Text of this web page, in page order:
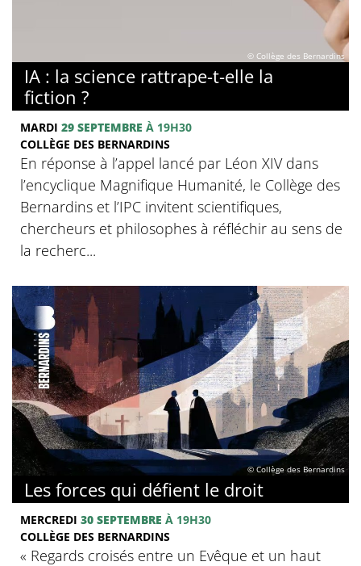
© Collège des Bernardins
IA : la science rattrape-t-elle la
fiction ?
MARDI 29 SEPTEMBRE À 19H30
COLLÈGE DES BERNARDINS
En réponse à l’appel lancé par Léon XIV dans
l’encyclique Magnifique Humanité, le Collège des
Bernardins et l’IPC invitent scientifiques,
chercheurs et philosophes à réfléchir au sens de
la recherc...
© Collège des Bernardins
Les forces qui défient le droit
MERCREDI 30 SEPTEMBRE À 19H30
COLLÈGE DES BERNARDINS
« Regards croisés entre un Evêque et un haut